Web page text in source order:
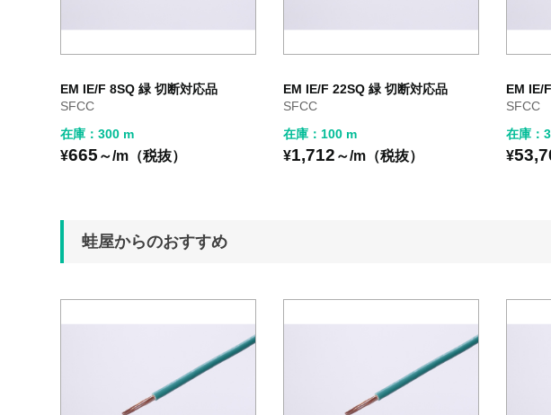
EM IE/F 8SQ 緑 切断対応品
SFCC
在庫：300 m
¥665 ～/m（税抜）
EM IE/F 22SQ 緑 切断対応品
SFCC
在庫：100 m
¥1,712 ～/m（税抜）
EM IE/
SFCC
在庫：
¥
蛙屋からのおすすめ